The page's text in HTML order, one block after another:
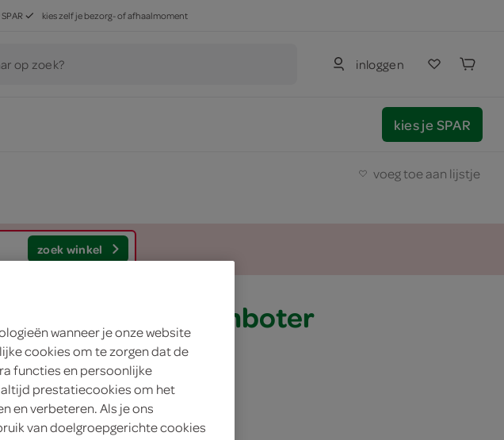
kies zelf je bezorg- of afhaalmoment
op zoek? inloggen
kies je SPAR
voeg toe aan lijstje
zoek winkel
stroopwafels roomboter
wanneer je onze website
cookies om te zorgen dat de
functies en persoonlijke
altijd prestatiecookies om het
en verbeteren. Als je ons
van doelgroepgerichte cookies